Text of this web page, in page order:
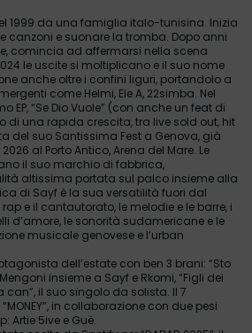
1999 da una famiglia italo-tunisina. Inizia
canzoni e suonare la tromba. Dopo anni
comincia ad affermarsi nella scena
le uscite si moltiplicano e il suo nome
anche oltre i confini liguri, portandolo a
come Helmi, Ele A, 22simba. Nel
EP, “Se Dio Vuole” (con anche un feat di
di una rapida crescita, tra live sold out, hit
del suo Santissima Fest a Genova, già
al Porto Antico, Arena del Mare. Le
il suo marchio di fabbrica,
altissima portata sul palco insieme alla
di Sayf è la sua versatilità fuori dal
e il cantautorato, le melodie e le barre, i
d’amore, le sonorità sudamericane e le
musicale genovese e l’urban
dell’estate con ben 3 brani: “Sto
insieme a Sayf e Rkomi, “Figli dei
can”, il suo singolo da solista. Il 7
in collaborazione con due pesi
Artie 5ive e Guè.